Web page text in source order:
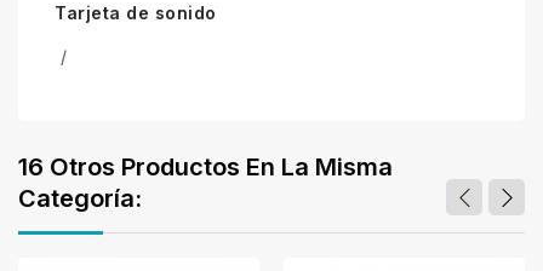
Tarjeta de sonido
/
16 Otros Productos En La Misma
Categoría: